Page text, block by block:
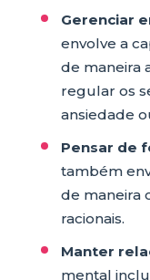
Gerenciar
envolve a
de maneira
regular os
ansiedade
Pensar de
também
de maneira
racionais.
Manter
mental